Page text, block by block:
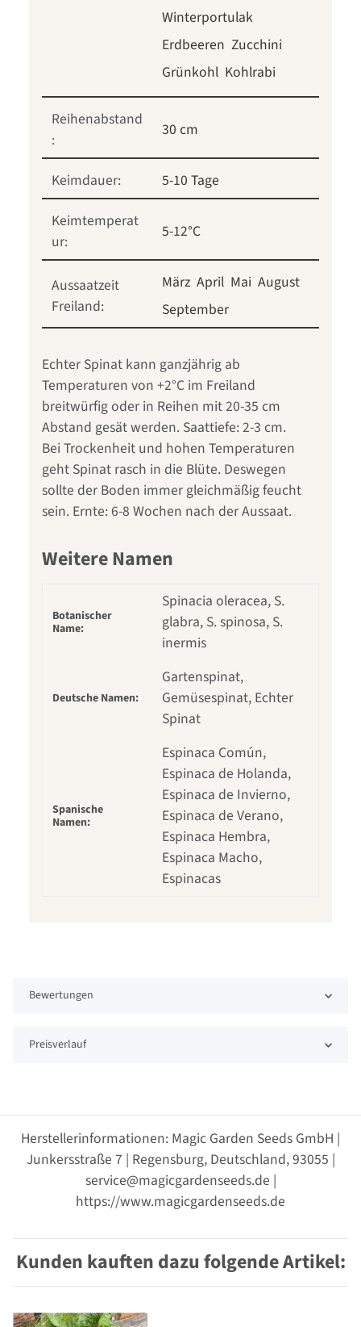
Winterportulak
Erdbeeren Zucchini
Grünkohl Kohlrabi
Reihenabstand
:
30 cm
Keimdauer:
5-10 Tage
Keimtemperat
ur:
5-12°C
Aussaatzeit
Freiland:
März April Mai August
September
Echter Spinat kann ganzjährig ab
Temperaturen von +2°C im Freiland
breitwürfig oder in Reihen mit 20-35 cm
Abstand gesät werden. Saattiefe: 2-3 cm.
Bei Trockenheit und hohen Temperaturen
geht Spinat rasch in die Blüte. Deswegen
sollte der Boden immer gleichmäßig feucht
sein. Ernte: 6-8 Wochen nach der Aussaat.
Weitere Namen
Botanischer
Name:
Spinacia oleracea, S.
glabra, S. spinosa, S.
inermis
Deutsche Namen:
Gartenspinat,
Gemüsespinat, Echter
Spinat
Spanische
Namen:
Espinaca Común,
Espinaca de Holanda,
Espinaca de Invierno,
Espinaca de Verano,
Espinaca Hembra,
Espinaca Macho,
Espinacas
Bewertungen
Preisverlauf
Herstellerinformationen: Magic Garden Seeds GmbH |
Junkersstraße 7 | Regensburg, Deutschland, 93055 |
service@magicgardenseeds.de |
https://www.magicgardenseeds.de
Kunden kauften dazu folgende Artikel: